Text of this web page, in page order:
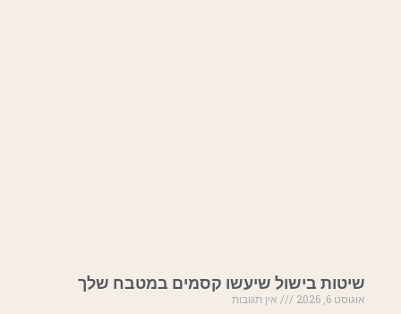
שיטות בישול שיעשו קסמים במטבח שלך
אוגוסט 6, 2026
אין תגובות